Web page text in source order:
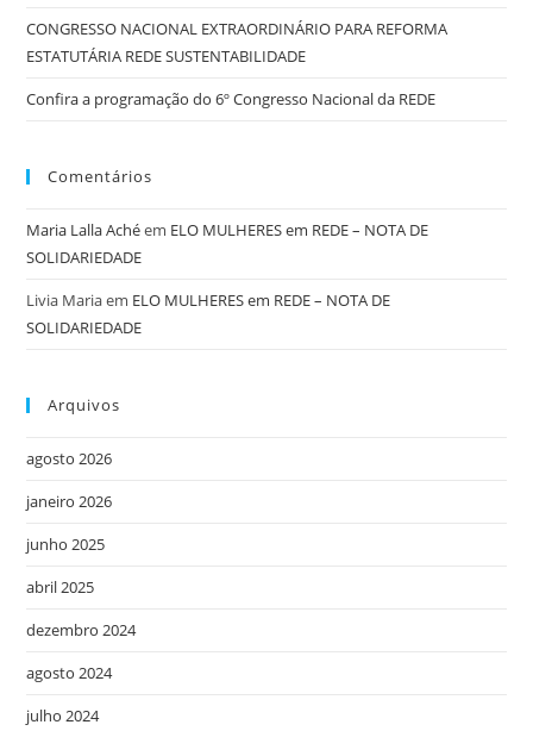
CONGRESSO NACIONAL EXTRAORDINÁRIO PARA REFORMA
ESTATUTÁRIA REDE SUSTENTABILIDADE
Confira a programação do 6º Congresso Nacional da REDE
Comentários
Maria Lalla Achéem ELO MULHERES em REDE – NOTA DE
SOLIDARIEDADE
Livia Mariaem ELO MULHERES em REDE – NOTA DE
SOLIDARIEDADE
Arquivos
agosto 2026
janeiro 2026
junho 2025
abril 2025
dezembro 2024
agosto 2024
julho 2024